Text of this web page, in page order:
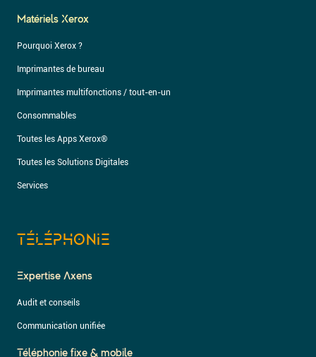
Matériels Xerox
Pourquoi Xerox ?
Imprimantes de bureau
Imprimantes multifonctions / tout-en-un
Consommables
Toutes les Apps Xerox®
Toutes les Solutions Digitales
Services
TÉLÉPHONIE
Expertise Axens
Audit et conseils
Communication unifiée
Téléphonie fixe & mobile